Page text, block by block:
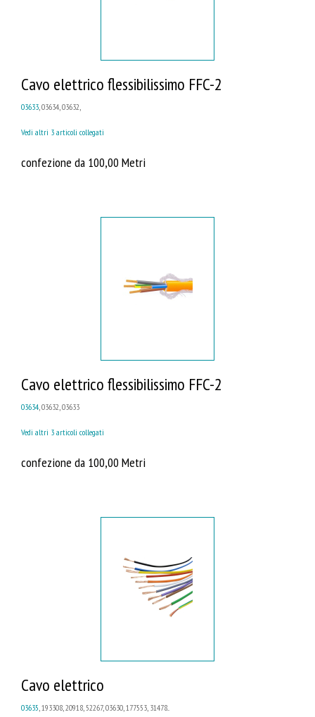
Cavo elettrico flessibilissimo FFC-2
03633 , 03634, 03632,
Vedi altri 3 articoli collegati
confezione da 100,00 Metri
Cavo elettrico flessibilissimo FFC-2
03634, 03632, 03633
Vedi altri 3 articoli collegati
confezione da 100,00 Metri
Cavo elettrico
03635 , 193308, 20918, 52267, 03630, 177553, 31478...